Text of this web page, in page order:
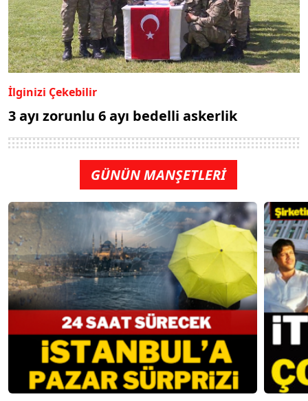
İlginizi Çekebilir
3 ayı zorunlu 6 ayı bedelli askerlik
GÜNÜN MANŞETLERİ